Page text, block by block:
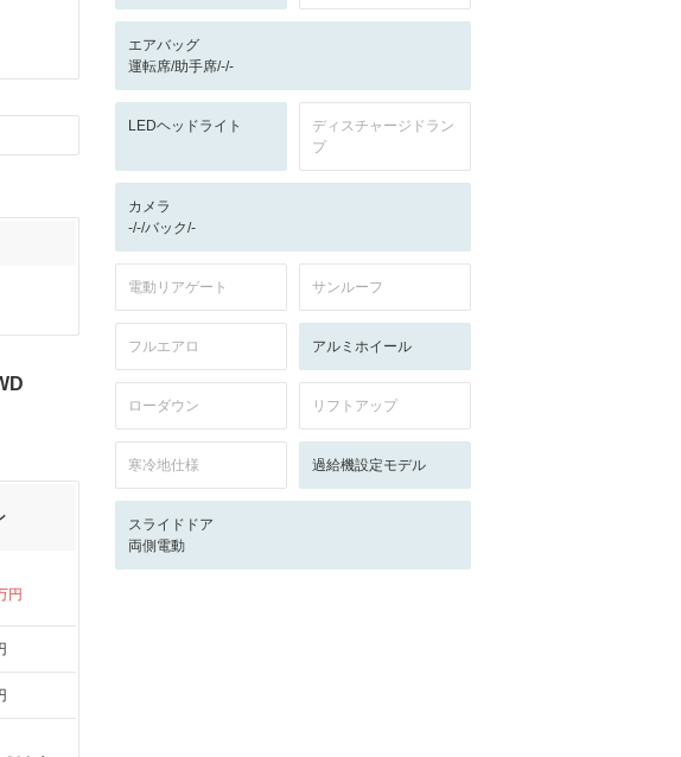
円
エアバッグ
運転席/助手席/-/-
LEDヘッドライト
ディスチャージドラン
プ
カメラ
-/-/バック/-
電動リアゲート サンルーフ
フルエアロ アルミホイール
ローダウン リフトアップ
寒冷地仕様 過給機設定モデル
スライドドア
両側電動